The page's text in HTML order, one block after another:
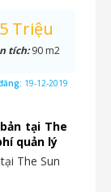
tại The
quản lý
The Sun
Triệu
tích:90 m2
19-12-2019